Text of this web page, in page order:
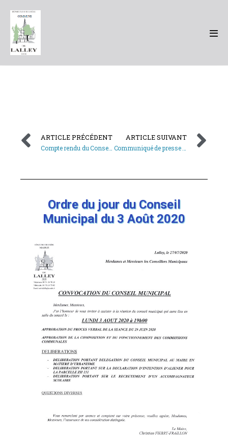
ARTICLE PRÉCÉDENT
Compte rendu du Conseil Municipal du 29 Juin 2020
ARTICLE SUIVANT
Ordre du jour du Conseil
Municipal du 3 Août 2020